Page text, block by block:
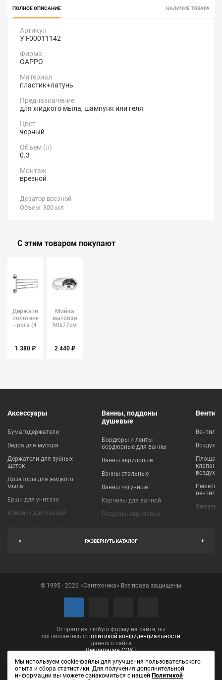
ПОЛНОЕ ОПИСАНИЕ НАЛИЧИЕ ТОВАРА
Артикул
УТ-00011142
Фирма
GAPPO
Материал
пластик+латунь
Предназначение
для жидкого мыла, шампуня или геля
Цвет
черный
Объем (л)
0.3
Монтаж
врезной
Дозатор врезной
Объем: 300 мл
С этим товаром покупают
Держатель
полотенец
- рога (4
L3514
1 380 ₽
Мойка
матовая
50х77см
2 440 ₽
Аксессуары
Бумагодержатели
Ведра для мусора
Держатели для зубных
щеток
Дозаторы для жидкого
мыла
Ерши для унитаза
Коврики для ванной
Мыльницы
Полотенцедержатели
Сушилки для белья
Ванны, поддоны
душевые
Бордюры и ленты
бордюрные для ванны
Ванны акриловые
Ванны стальные
Ванны чугунные
Карнизы для ванной
Поддоны акриловые
Пробки для ванн
клапаны
Решетки
Хомуты
РАЗВЕРНУТЬ КАТАЛОГ
© 1995 - 2026 «Сантехника» Все права защищены
Отправляя любую форму на сайте, вы
соглашаетесь с политикой конфиденциальности
данного сайта
Декларация СОУТ
Мы используем cookie-файлы для улучшения пользовательского
опыта и сбора статистики. Для получения дополнительной
информации вы можете ознакомиться с нашей Политикой